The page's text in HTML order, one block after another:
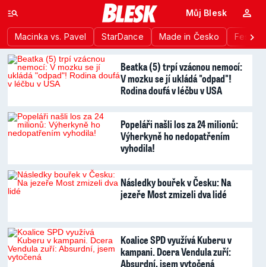
Macinka vs. Pavel StarDance Made in Česko
Můj Blesk
Beatka (5) trpí vzácnou nemocí:
V mozku se jí ukládá "odpad"!
Rodina doufá v léčbu v USA
Popeláři našli los za 24 milionů:
Výherkyně ho nedopatřením
vyhodila!
Následky bouřek v Česku: Na
jezeře Most zmizeli dva lidé
Koalice SPD využívá Kuberu v
kampani. Dcera Vendula zuří:
Absurdní, jsem vytočená